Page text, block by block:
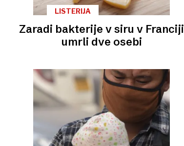
LISTERIJA
Zaradi bakterije v siru v Franciji
umrli dve osebi